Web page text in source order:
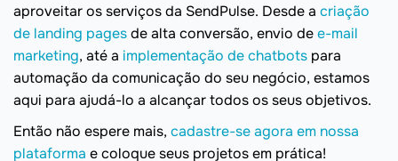
aproveitar os serviços da SendPulse. Desde a criação
de landing pagesde alta conversão, envio dee-mail
marketing, até a implementação de chatbots para
automação da comunicação do seu negócio, estamos
aqui para ajudá-lo a alcançar todos os seus objetivos.
Então não espere mais, cadastre-se agora em nossa
plataforma e coloque seus projetos em prática!